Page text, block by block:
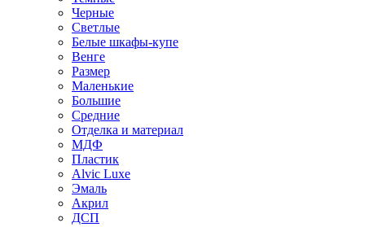
Черные
Светлые
Белые шкафы-купе
Венге
Размер
Маленькие
Большие
Средние
Отделка и материал
МДФ
Пластик
Alvic Luxe
Эмаль
Акрил
ДСП